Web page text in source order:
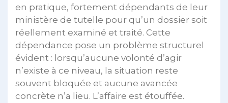
en pratique, fortement dépendants de leur
ministère de tutelle pour qu’un dossier soit
réellement examiné et traité. Cette
dépendance pose un problème structurel
évident : lorsqu’aucune volonté d’agir
n’existe à ce niveau, la situation reste
souvent bloquée et aucune avancée
concrète n’a lieu. L’affaire est étouffée.